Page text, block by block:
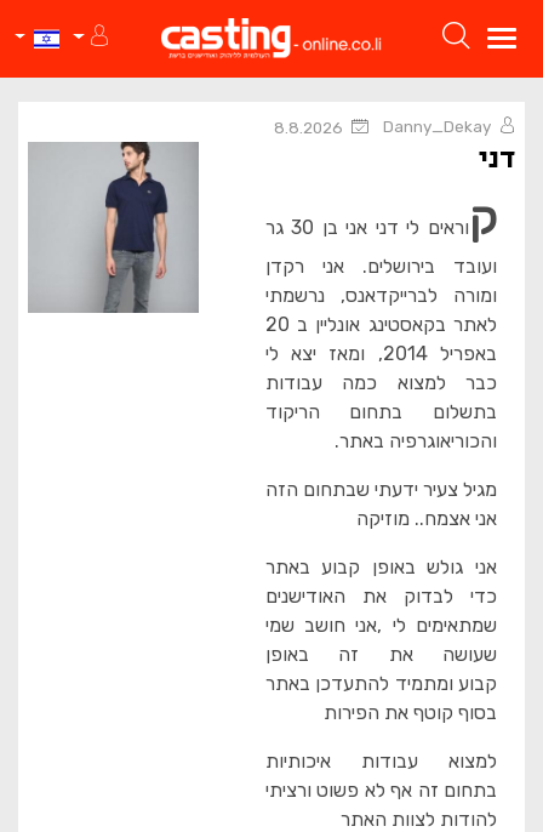
Danny_Dekay
8.8.2026
דני
ק
וראים לי דני אני בן 30 גר
ועובד בירושלים. אני רקדן
ומורה לברייקדאנס, נרשמתי
לאתר בקאסטינג אונליין ב 20
באפריל 2014, ומאז יצא לי
כבר למצוא כמה עבודות
בתשלום בתחום הריקוד
והכוריאוגרפיה באתר.
מגיל צעיר ידעתי שבתחום הזה
אני אצמח.. מוזיקה
אני גולש באופן קבוע באתר
כדי לבדוק את האודישנים
שמתאימים לי ,אני חושב שמי
שעושה את זה באופן
קבוע ומתמיד להתעדכן באתר
בסוף קוטף את הפירות
למצוא עבודות איכותיות
בתחום זה אף לא פשוט ורציתי
להודות לצוות האתר